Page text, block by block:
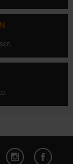
Instagram